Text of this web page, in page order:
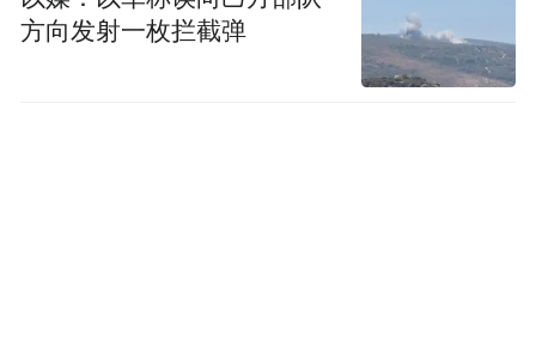
方向发射一枚拦截弹